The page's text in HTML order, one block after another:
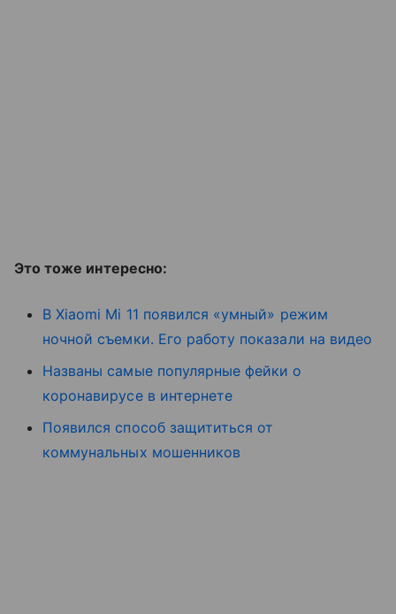
Это тоже интересно:
В Xiaomi Mi 11 появился «умный» режим
ночной съемки. Его работу показали на видео
Названы самые популярные фейки о
коронавирусе в интернете
Появился способ защититься от
коммунальных мошенников